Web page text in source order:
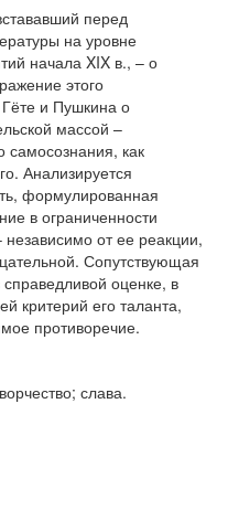
перед
на уровне
начала XIX в., – о
этого
и Пушкина о
массой –
самосознания, как
Анализируется
формулированная
в ограниченности
от ее реакции,
Сопутствующая
оценке, в
критерий его таланта,
противоречие.
слава.